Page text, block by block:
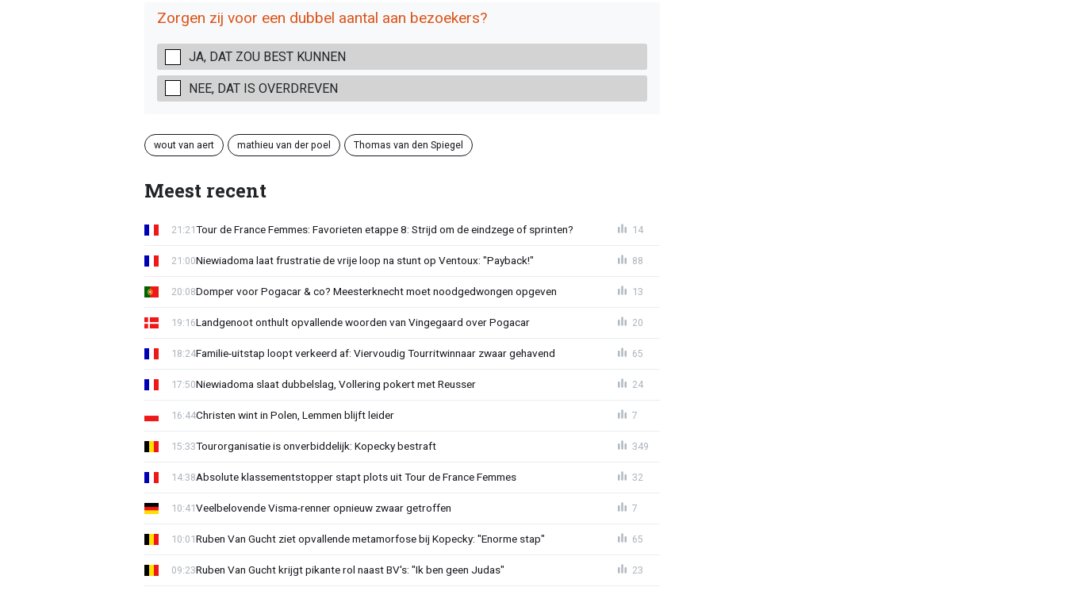
Zorgen zij voor een dubbel aantal aan bezoekers?
JA, DAT ZOU BEST KUNNEN
NEE, DAT IS OVERDREVEN
wout van aert mathieu van der poel Thomas van den Spiegel
Meest recent
Tour de France Femmes: Favorieten etappe 8: Strijd om de eindzege of sprinten?
21:21 14
Niewiadoma laat frustratie de vrije loop na stunt op Ventoux: "Payback!"
21:00 88
Domper voor Pogacar & co? Meesterknecht moet noodgedwongen opgeven
20:08 13
Landgenoot onthult opvallende woorden van Vingegaard over Pogacar
19:16 20
Familie-uitstap loopt verkeerd af: Viervoudig Tourritwinnaar zwaar gehavend
18:24 65
Niewiadoma slaat dubbelslag, Vollering pokert met Reusser
17:50 24
Christen wint in Polen, Lemmen blijft leider
16:44 7
Tourorganisatie is onverbiddelijk: Kopecky bestraft
15:33 349
Absolute klassementstopper stapt plots uit Tour de France Femmes
14:38 32
Veelbelovende Visma-renner opnieuw zwaar getroffen
10:41 7
Ruben Van Gucht ziet opvallende metamorfose bij Kopecky: "Enorme stap"
10:01 65
Ruben Van Gucht krijgt pikante rol naast BV's: "Ik ben geen Judas"
09:23 23